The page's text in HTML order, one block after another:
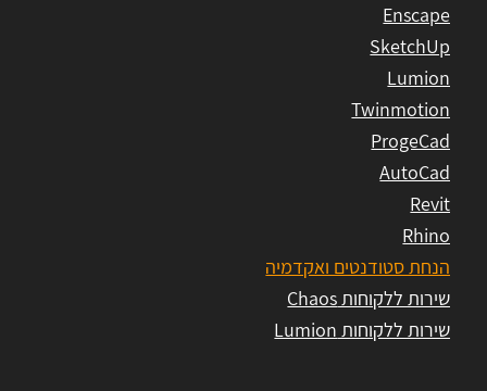
Enscape
SketchUp
Lumion
Twinmotion
ProgeCad
AutoCad
Revit
Rhino
הנחת סטודנטים ואקדמיה
שירות ללקוחות Chaos
שירות ללקוחות Lumion